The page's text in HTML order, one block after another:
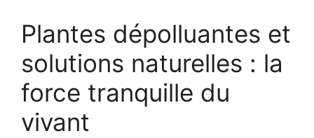
Plantes dépolluantes et
solutions naturelles : la
force tranquille du
vivant